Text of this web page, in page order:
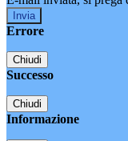
Errore
Chiudi
Successo
Chiudi
Informazione